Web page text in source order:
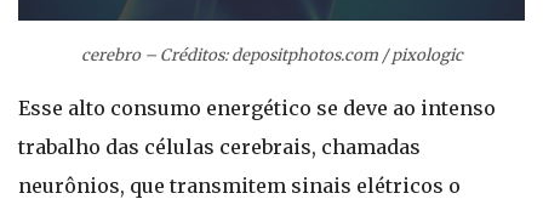
cerebro – Créditos: depositphotos.com / pixologic
Esse alto consumo energético se deve ao intenso
trabalho das células cerebrais, chamadas
neurônios, que transmitem sinais elétricos o